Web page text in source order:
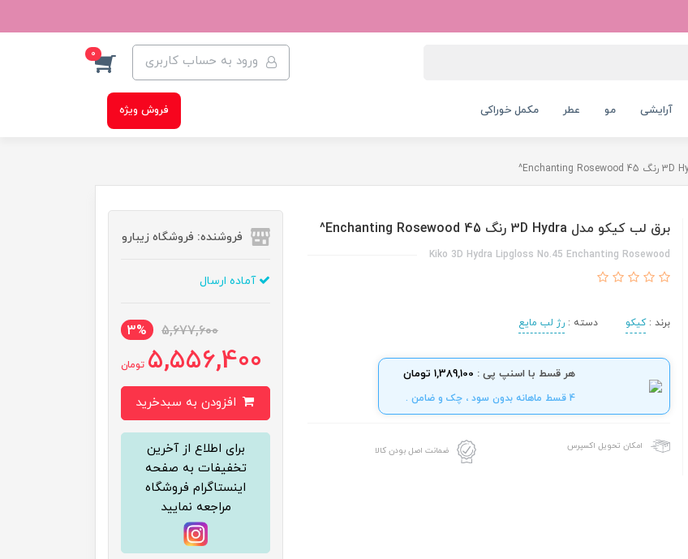
ورود به حساب کاربری 0
آرایشی مو عطر مکمل خوراکی فروش ویژه
برق لب کیکو مدل 3D Hydra رنگ 45 Enchanting Rosewood^
Kiko 3D Hydra Lipgloss No.45 Enchanting Rosewood
برند :کیکو دسته :رژ لب مایع
هر قسط با اسنپ پی : 1,389,100 تومان
4 قسط ماهانه بدون سود ، چک و ضامن .
امکان تحویل اکسپرس ضمانت اصل بودن کالا
فروشنده: فروشگاه زیبارو
آماده ارسال
5,677,600
3%
5,556,400 تومان
برای اطلاع از آخرین
تخفیفات به صفحه
اینستاگرام فروشگاه
مراجعه نمایید